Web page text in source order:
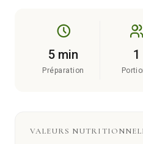
5 min
Préparation
1
VALEURS